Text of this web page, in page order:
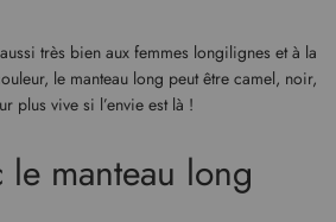
très bien aux femmes longilignes et à la
le manteau long peut être camel, noir,
plus vive si l’envie est là !
le manteau long